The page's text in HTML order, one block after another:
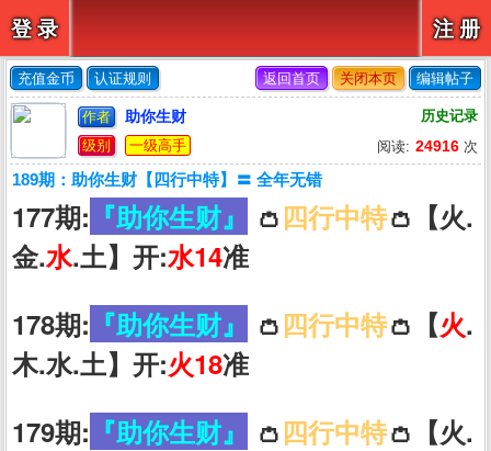
注 册
登 录
充值金币 认证规则 返回首页 关闭本页 编辑帖子
作者 助你生财
历史记录
级别
一级高手 阅读: 24916次
189期：助你生财【四行中特】〓 全年无错
177期: 『助你生财』 👛四行中特👛【火.
金.水.土】开:水14准
178期: 『助你生财』 👛四行中特👛【火.
木.水.土】开:火18准
179期: 『助你生财』 👛四行中特👛【火.